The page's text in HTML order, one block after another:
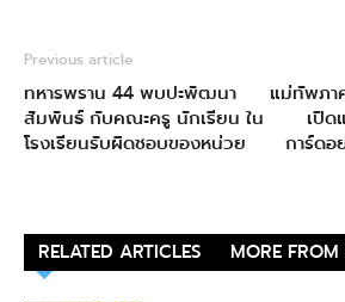
Previous article
ทหารพราน 44 พบปะพัฒนา
สัมพันธ์ กับคณะครู นักเรียน ใน
โรงเรียนรับผิดชอบของหน่วย
แม่ทัพภ
เปิด
การ์ด
RELATED ARTICLES MORE